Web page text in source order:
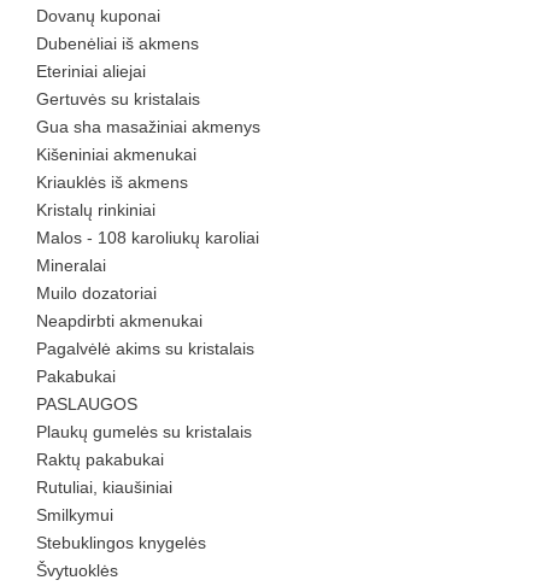
Dovanų kuponai
Dubenėliai iš akmens
Eteriniai aliejai
Gertuvės su kristalais
Gua sha masažiniai akmenys
Kišeniniai akmenukai
Kriauklės iš akmens
Kristalų rinkiniai
Malos - 108 karoliukų karoliai
Mineralai
Muilo dozatoriai
Neapdirbti akmenukai
Pagalvėlė akims su kristalais
Pakabukai
PASLAUGOS
Plaukų gumelės su kristalais
Raktų pakabukai
Rutuliai, kiaušiniai
Smilkymui
Stebuklingos knygelės
Švytuoklės